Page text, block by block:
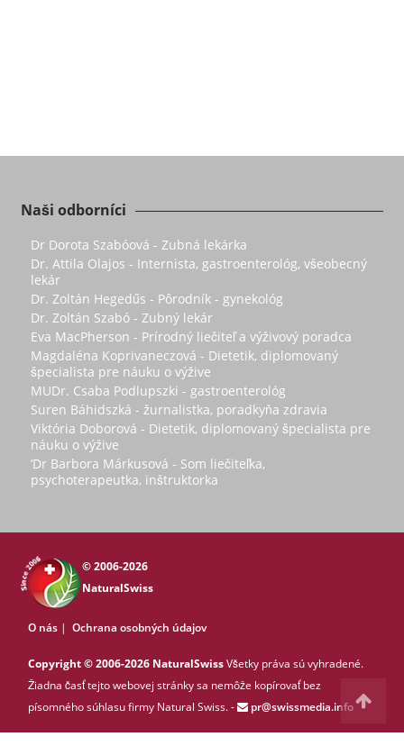
Naši odborníci
Dr Dorota Szabóová - Zubná lekárka
Dr. Attila Olajos - Internista, gastroenterológ, všeobecný
lekár
Dr. Zoltán Hegedűs - Pôrodník - gynekológ
Dr. Zoltán Szabó - Zubný lekár
Eva MacPherson - Prírodný liečiteľ a výživový poradca
Magdaléna Koprivaneczová - Dietetik, diplomovaný
špecialista pre náuku o výžive
MUDr. Csaba Podlupszki - gastroenterológ
Suren Báhidszká - žurnalistka, poradkyňa zdravia
Viktória Doborová - Dietetik, diplomovaný špecialista pre
náuku o výžive
’Dr Barbora Márkusová - Som liečiteľka,
psychoterapeutka, inštruktorka
© 2006-2026
NaturalSwiss
O nás | Ochrana osobných údajov
Copyright © 2006-2026 NaturalSwissVšetky práva sú vyhradené.
Žiadna časť tejto webovej stránky sa nemôže kopírovať bez
písomného súhlasu firmy Natural Swiss. -
pr@swissmedia.info